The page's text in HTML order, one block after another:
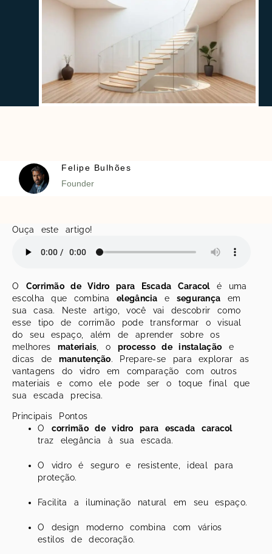
Felipe Bulhões
Founder
Ouça este artigo!
O Corrimão de Vidro para Escada Caracolé uma
escolha que combinaelegância e segurança em
sua casa. Neste artigo, você vai descobrir como
esse tipo de corrimão pode transformar o visual
do seu espaço, além de aprender sobre os
melhores materiais , o processo de instalação e
dicas de manutenção. Prepare-se para explorar as
vantagens do vidro em comparação com outros
materiais e como ele pode ser o toque final que
sua escada precisa.
Principais Pontos
O corrimão de vidro para escada caracol
traz elegância à sua escada.
O vidro é seguro e resistente, ideal para
proteção.
Facilita a iluminação natural em seu espaço.
O design moderno combina com vários
estilos de decoração.